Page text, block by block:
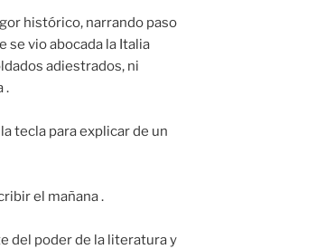
histórico, narrando paso
se vio abocada la Italia
adiestrados, ni
.
tecla para explicar de un
el mañana .
del poder de la literatura y